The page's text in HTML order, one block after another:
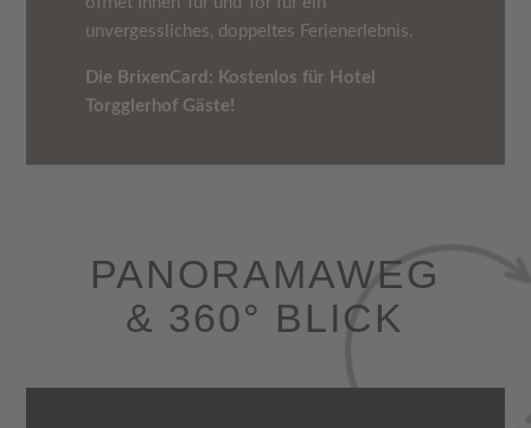
unvergessliches, doppeltes Ferienerlebnis.
Die BrixenCard: Kostenlos für Hotel
Torgglerhof Gäste!
PANORAMAWEG
& 360° BLICK